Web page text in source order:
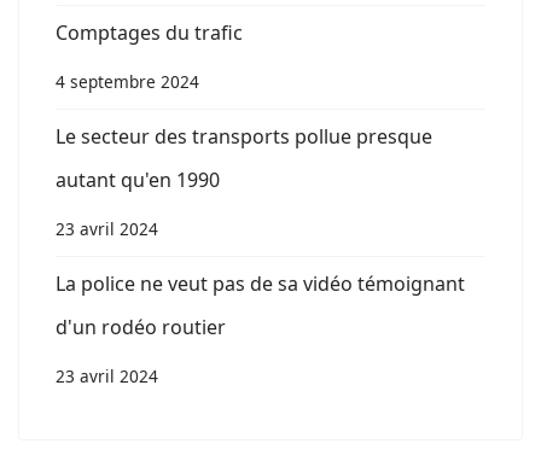
Comptages du trafic
4 septembre 2024
Le secteur des transports pollue presque
autant qu'en 1990
23 avril 2024
La police ne veut pas de sa vidéo témoignant
d'un rodéo routier
23 avril 2024